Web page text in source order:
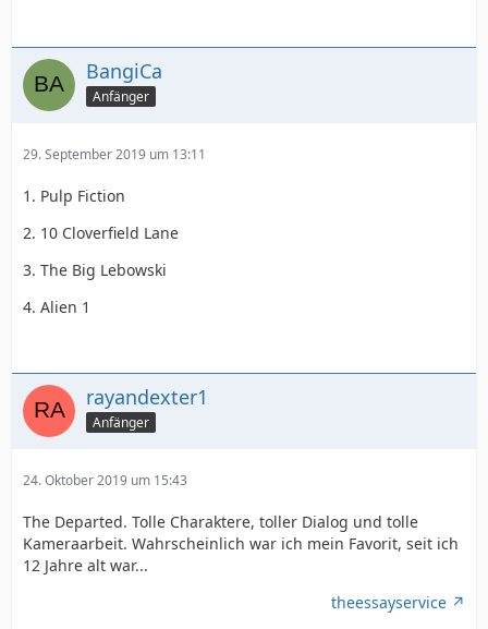
BangiCa
Anfänger
29. September 2019 um 13:11
1. Pulp Fiction
2. 10 Cloverfield Lane
3. The Big Lebowski
4. Alien 1
rayandexter1
Anfänger
24. Oktober 2019 um 15:43
The Departed. Tolle Charaktere, toller Dialog und tolle
Kameraarbeit. Wahrscheinlich war ich mein Favorit, seit ich
12 Jahre alt war...
theessayservice